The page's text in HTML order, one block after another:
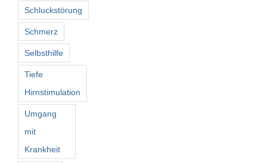
Schluckstörung
Schmerz
Selbsthilfe
Tiefe
Hirnstimulation
Umgang
mit
Krankheit